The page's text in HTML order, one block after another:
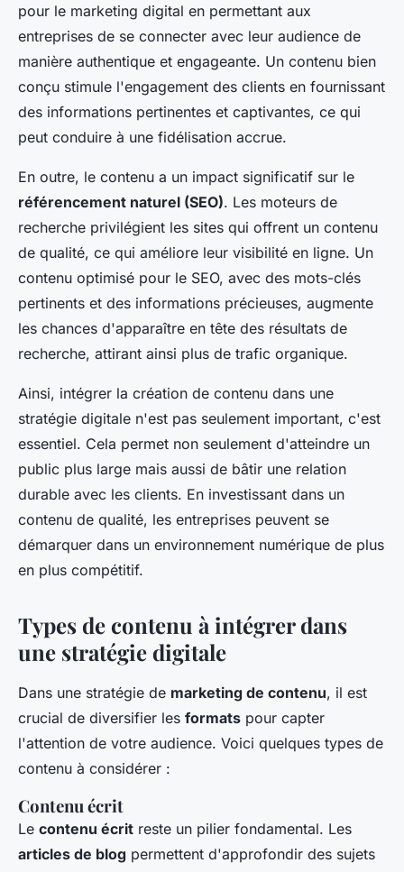
pour le marketing digital en permettant aux
entreprises de se connecter avec leur audience de
manière authentique et engageante. Un contenu bien
conçu stimule l'engagement des clients en fournissant
des informations pertinentes et captivantes, ce qui
peut conduire à une fidélisation accrue.
En outre, le contenu a un impact significatif sur le
référencement naturel (SEO). Les moteurs de
recherche privilégient les sites qui offrent un contenu
de qualité, ce qui améliore leur visibilité en ligne. Un
contenu optimisé pour le SEO, avec des mots-clés
pertinents et des informations précieuses, augmente
les chances d'apparaître en tête des résultats de
recherche, attirant ainsi plus de trafic organique.
Ainsi, intégrer la création de contenu dans une
stratégie digitale n'est pas seulement important, c'est
essentiel. Cela permet non seulement d'atteindre un
public plus large mais aussi de bâtir une relation
durable avec les clients. En investissant dans un
contenu de qualité, les entreprises peuvent se
démarquer dans un environnement numérique de plus
en plus compétitif.
Types de contenu à intégrer dans
une stratégie digitale
Dans une stratégie de marketing de contenu, il est
crucial de diversifier les formats pour capter
l'attention de votre audience. Voici quelques types de
contenu à considérer :
Contenu écrit
Le contenu écrit reste un pilier fondamental. Les
articles de blog permettent d'approfondir des sujets